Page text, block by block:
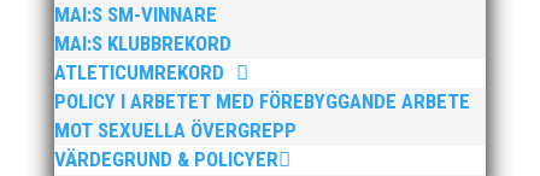
MAI:S SM-VINNARE
MAI:S KLUBBREKORD
ATLETICUMREKORD
POLICY I ARBETET MED FÖREBYGGANDE ARBETE
MOT SEXUELLA ÖVERGREPP
VÄRDEGRUND & POLICYER
Den 24-25 februari var det SM för juniorer (K22/M22 -
P17/F17) i Örebro. MAI hade många fina framgångar.
En trupp om 14 ungdomar åkte upp till Örebro och